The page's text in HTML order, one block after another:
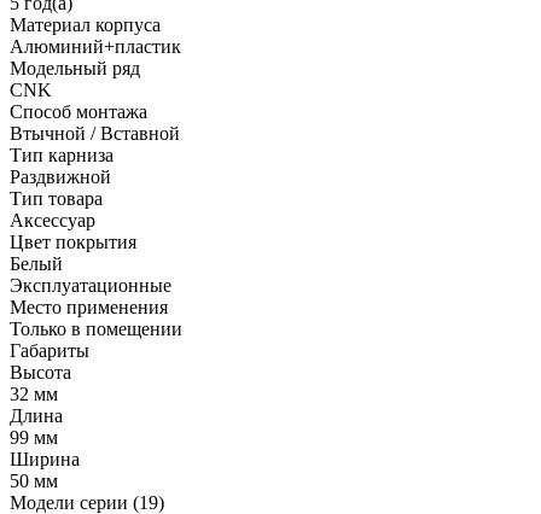
Материал корпуса
Алюминий+пластик
Модельный ряд
CNK
Способ монтажа
Втычной / Вставной
Тип карниза
Раздвижной
Тип товара
Аксессуар
Цвет покрытия
Белый
Эксплуатационные
Место применения
Только в помещении
Габариты
Высота
32 мм
Длина
99 мм
Ширина
50 мм
Модели серии (19)